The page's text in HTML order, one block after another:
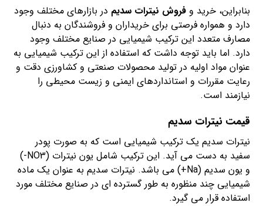
بنابراین، خرید وفروش نیترات سدیم در بازارهای مختلف وجود
دارد و همواره فرصتی برای خریداران و فروشندگان به دنبال
مصارف متعدد این ترکیب شیمیایی در صنایع مختلف وجود
دارد. اما باید توجه داشت که استفاده از این ترکیب شیمیایی به
عنوان مواد اولیه در تولید محصولات صنعتی و کشاورزی دقت و
رعایت مقررات و استانداردهای ایمنی و زیست محیطی را
نیازمند است.
قیمت نیترات سدیم
نیترات سدیم یک ترکیب شیمیایی است که به صورت پودر
سفید به دست می آید. این ترکیب شامل یون نیترات (NO3-)
و یون سدیم (Na+) می باشد. نیترات سدیم به عنوان یک ماده
شیمیایی چند منظوره به طور گسترده ای در صنایع مختلف مورد
استفاده قرار می گیرد.